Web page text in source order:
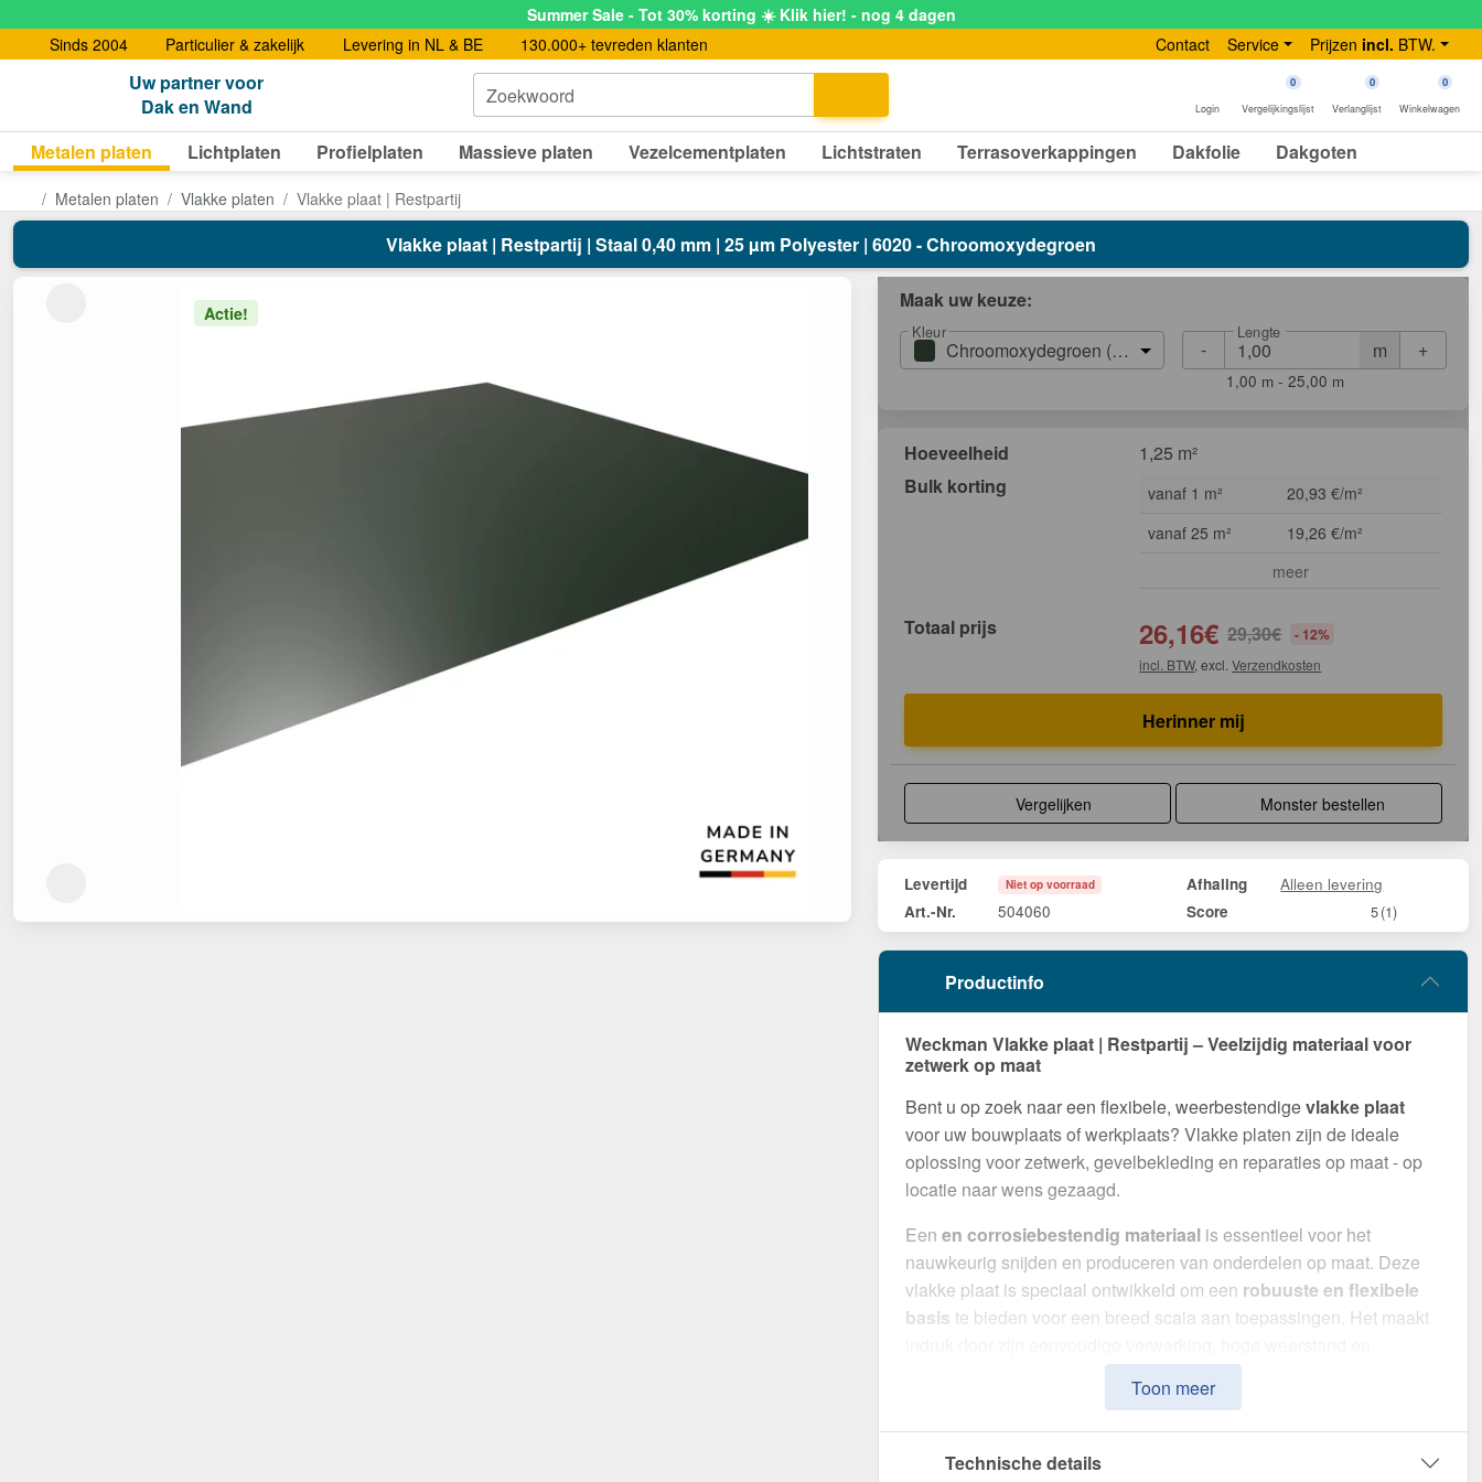
Summer Sale - Tot 30% korting ☀️ Klik hier! - nog 4 dagen
Sinds 2004
Particulier & zakelijk Levering in NL & BE 130.000+ tevreden klanten Contact Service Prijzen incl. BTW.
Uw partner voor
Dak en Wand
Zoekwoord
Login
0
Vergelijkingslijst
0
Verlanglijst
0
Winkelwagen
Metalen platen Lichtplaten Profielplaten Massieve platen Vezelcementplaten Lichtstraten Terrasoverkappingen Dakfolie Dakgoten
Metalen platen Vlakke platen Vlakke plaat | Restpartij
Vlakke plaat | Restpartij | Staal 0,40 mm | 25 µm Polyester | 6020 - Chroomoxydegroen
Actie!
Maak uw keuze:
Kleur
Chroomoxydegroen (RAL 6020) - m
Lengte
+
1,00 m - 25,00 m
Hoeveelheid
1,25 m²
Bulk korting
vanaf 1 m²
20,93 €/m²
vanaf 25 m²
19,26 €/m²
meer
Totaal prijs 26,16€ 29,30€ - 12%
incl. BTW, excl.Verzendkosten
Herinner mij
Vergelijken Monster bestellen
Levertijd Niet op voorraad Afhaling Alleen levering
Art.-Nr. 504060 Score 5(1)
Productinfo
Weckman Vlakke plaat | Restpartij – Veelzijdig materiaal voor
zetwerk op maat
Bent u op zoek naar een flexibele, weerbestendigevlakke plaat
voor uw bouwplaats of werkplaats? Vlakke platen zijn de ideale
oplossing voor zetwerk, gevelbekleding en reparaties op maat - op
locatie naar wens gezaagd.
Een en corrosiebestendig materiaal is essentieel voor het
nauwkeurig snijden en produceren van onderdelen op maat. Deze
vlakke plaat is speciaal ontwikkeld om een robuuste en flexibele
basis te bieden voor een breed scala aan toepassingen. Het maakt
met eenmateriaaldikte van 0,40 mm
vervormbaarheid. Deplaatbreedte van 1,25 m
Toon meer
Technische details